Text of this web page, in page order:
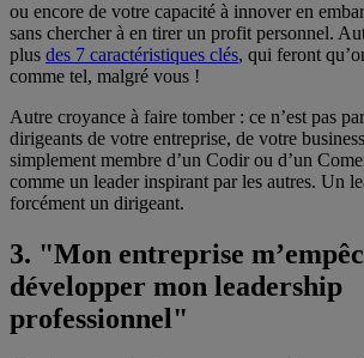
ou encore de votre capacité à innover en
sans chercher à en tirer un profit personnel.
plus des 7 caractéristiques clés, qui feront
comme tel, malgré vous !
Autre croyance à faire tomber : ce n’est pas
dirigeants de votre entreprise, de votre
simplement membre d’un Codir ou d’un
comme un leader inspirant par les autres. Un
forcément un dirigeant.
3. "Mon entreprise
développer mon leadership
professionnel"